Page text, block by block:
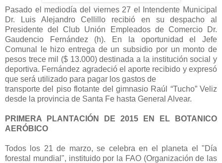
Pasado el mediodía del viernes 27 el Intendente Municipal
Dr. Luis Alejandro Cellillo recibió en su despacho al
Presidente del Club Unión Empleados de Comercio Dr.
Gaudencio Fernández (h). En la oportunidad el Jefe
Comunal le hizo entrega de un subsidio por un monto de
pesos trece mil ($ 13.000) destinada a la institución social y
deportiva. Fernández agradeció el aporte recibido y expresó
que será utilizado para pagar los gastos de
transporte del piso flotante del gimnasio Raúl “Tucho” Veliz
desde la provincia de Santa Fe hasta General Alvear.
PRIMERA PLANTACIÓN DE 2015 EN EL BOTANICO
AERÓBICO
Todos los 21 de marzo, se celebra en el planeta el "Día
forestal mundial", instituido por la FAO (Organización de las